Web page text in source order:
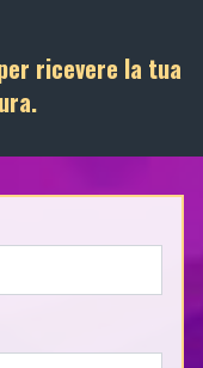
ricevere la tua